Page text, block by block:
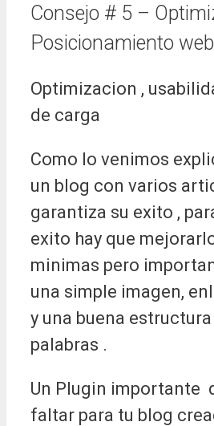
Consejo # 5 –
Posicionamiento web
Optimizacion ,
de carga
Como lo venimos
un blog con varios
garantiza su exito ,
exito hay que
minimas pero
una simple imagen,
y una buena
palabras .
Un Plugin importante
faltar para tu blog